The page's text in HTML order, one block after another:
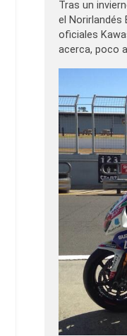
Tras un
el Norirlandés
oficiales
acerca, poco